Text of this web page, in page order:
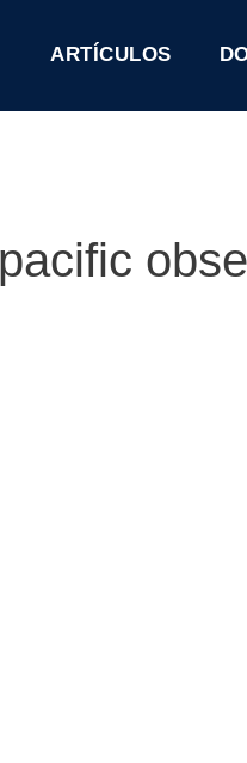
ARTÍCULOS